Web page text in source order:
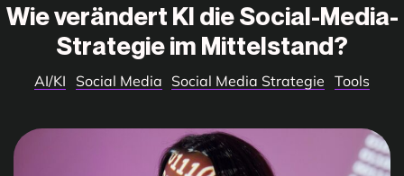
Wie verändert KI die Social-Media-
Strategie im Mittelstand?
AI/KI Social Media Social Media Strategie Tools